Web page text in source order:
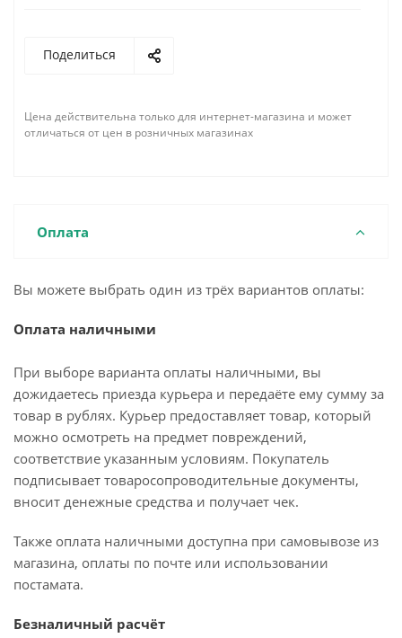
Поделиться
Цена действительна только для интернет-магазина и может
отличаться от цен в розничных магазинах
Оплата
Вы можете выбрать один из трёх вариантов оплаты:
Оплата наличными
При выборе варианта оплаты наличными, вы
дожидаетесь приезда курьера и передаёте ему сумму за
товар в рублях. Курьер предоставляет товар, который
можно осмотреть на предмет повреждений,
соответствие указанным условиям. Покупатель
подписывает товаросопроводительные документы,
вносит денежные средства и получает чек.
Также оплата наличными доступна при самовывозе из
магазина, оплаты по почте или использовании
постамата.
Безналичный расчёт